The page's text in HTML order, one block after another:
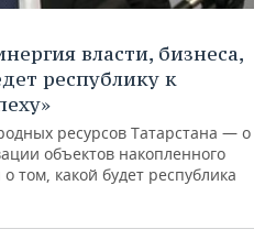
власти, бизнеса,
республику к
ресурсов Татарстана — о
объектов накопленного
том, какой будет республика